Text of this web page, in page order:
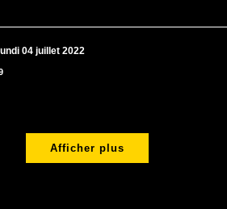
04 juillet 2022
Afficher plus